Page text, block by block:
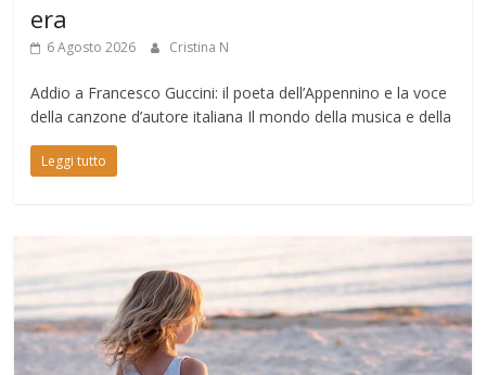
era
6 Agosto 2026 Cristina N
Addio a Francesco Guccini: il poeta dell’Appennino e la voce
della canzone d’autore italiana Il mondo della musica e della
Leggi tutto